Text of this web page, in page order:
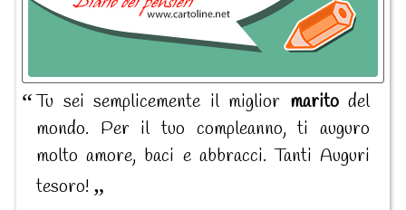
Tu sei semplicemente il miglior maritodel
mondo. Per il tuo compleanno, ti auguro
molto amore, baci e abbracci. Tanti Auguri
tesoro!